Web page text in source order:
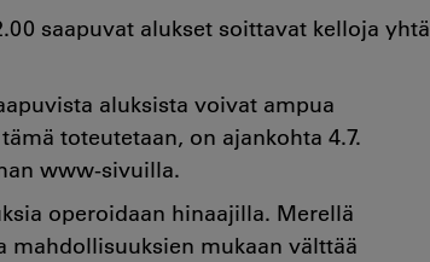
saapuvat alukset soittavat kelloja yhtä
aluksista voivat ampua
toteutetaan, on ajankohta 4.7.
www-sivuilla.
operoidaan hinaajilla. Merellä
mahdollisuuksien mukaan välttää